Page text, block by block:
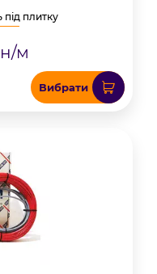
під плитку
м
Вибрати